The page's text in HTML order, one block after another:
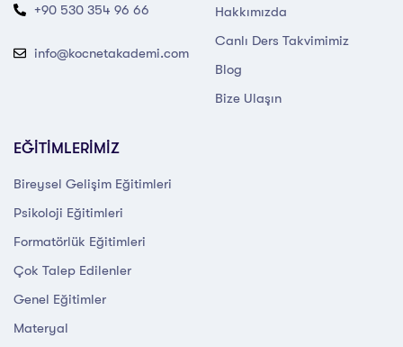
+90 530 354 96 66
info@kocnetakademi.com
Hakkımızda
Canlı Ders Takvimimiz
Blog
Bize Ulaşın
EĞİTİMLERİMİZ
Bireysel Gelişim Eğitimleri
Psikoloji Eğitimleri
Formatörlük Eğitimleri
Çok Talep Edilenler
Genel Eğitimler
Materyal